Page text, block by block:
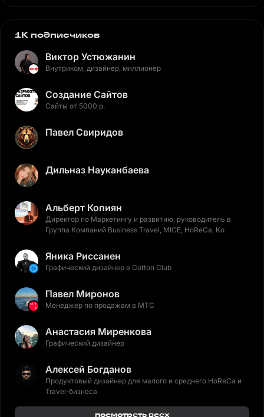
1K подписчиков
Виктор Устюжанин
Внутриком, дизайнер, миллионер
Создание Сайтов
Сайты от 5000 р.
Павел Свиридов
Дильназ Науканбаева
Альберт Копиян
Директор по Маркетингу и развитию, руководитель в
Группа Компаний Business Travel, MICE, HoReCa, Ко
Яника Риссанен
Графический дизайнер в Cotton Club
Павел Миронов
Менеджер по продажам в МТС
Анастасия Миренкова
Графический дизайнер
Алексей Богданов
Продуктовый дизайнер для малого и среднего HoReCa и
Travel-бизнеса
посмотреть всех